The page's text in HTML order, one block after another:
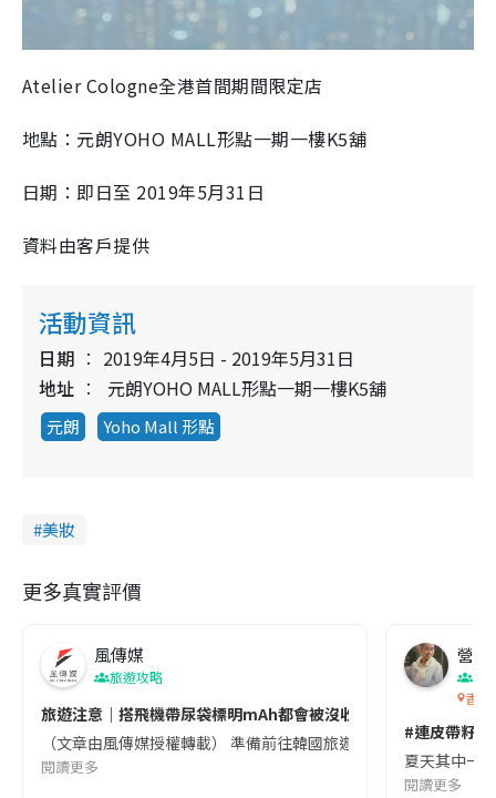
Atelier Cologne全港首間期間限定店
地點：元朗YOHO MALL形點一期一樓K5舖
日期：即日至 2019年5月31 日
資料由客戶提供
活動資訊
日期
2019年4月5日 - 2019年5月31日
地址
元朗YOHO MALL形點一期一樓K5舖
元朗 Yoho Mall 形點
美妝
更多真實評價
風傳媒
旅遊攻略
旅遊注意｜搭飛機帶尿袋標明mAh都會被沒收😱出發前切記檢查
（文章由風傳媒授權轉載） 準備前往韓國旅遊的民眾，近期要
閱讀更多
營養
香港
#連皮帶籽
夏天其中一
閱讀更多